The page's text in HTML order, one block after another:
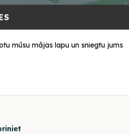
mūsu mājas lapu un sniegtu jums